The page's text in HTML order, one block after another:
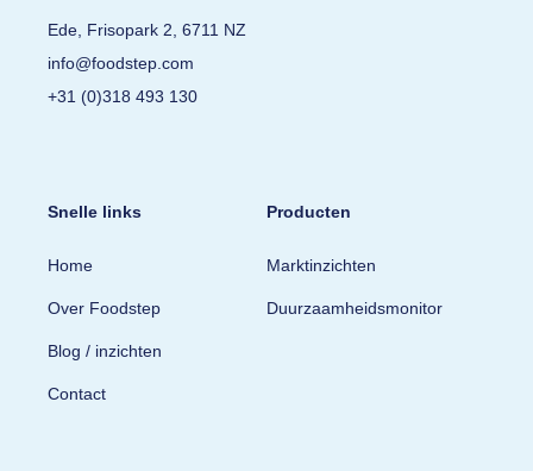
Ede, Frisopark 2, 6711 NZ
info@foodstep.com
+31 (0)318 493 130
Snelle links
Home
Over Foodstep
Blog / inzichten
Contact
Producten
Marktinzichten
Duurzaamheidsmonitor